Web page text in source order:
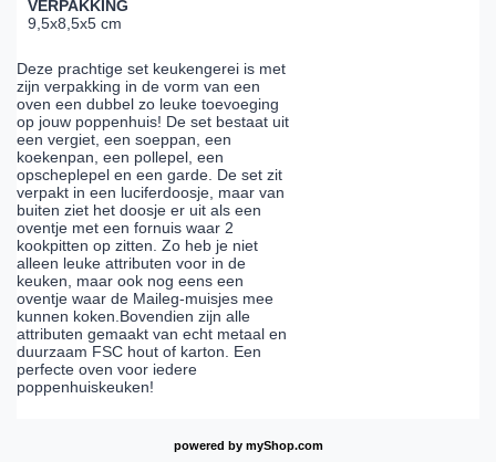
VERPAKKING
9,5x8,5x5 cm
Deze prachtige set keukengerei is met
zijn verpakking in de vorm van een
oven een dubbel zo leuke toevoeging
op jouw poppenhuis! De set bestaat uit
een vergiet, een soeppan, een
koekenpan, een pollepel, een
opscheplepel en een garde. De set zit
verpakt in een luciferdoosje, maar van
buiten ziet het doosje er uit als een
oventje met een fornuis waar 2
kookpitten op zitten. Zo heb je niet
alleen leuke attributen voor in de
keuken, maar ook nog eens een
oventje waar de Maileg-muisjes mee
kunnen koken.Bovendien zijn alle
attributen gemaakt van echt metaal en
duurzaam FSC hout of karton. Een
perfecte oven voor iedere
poppenhuiskeuken!
powered by myShop.com